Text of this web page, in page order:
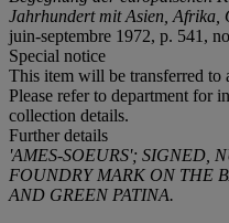
Jahrhundert mit Asien, Afrika,
juin-septembre 1972, p. 541,
Special notice
This item will be transferred to
Please refer to department for
collection details.
Further details
'AMES-SOEURS'; SIGNED,
FOUNDRY MARK ON THE
AND GREEN PATINA.